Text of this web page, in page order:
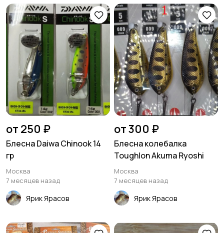
Мормышки
от 250 ₽
Блесна Daiwa Chinook 14
гр
Москва
7 месяцев назад
Ярик Ярасов
от 300 ₽
Блесна колебалка
Toughlon Akuma Ryoshi
Москва
7 месяцев назад
Ярик Ярасов